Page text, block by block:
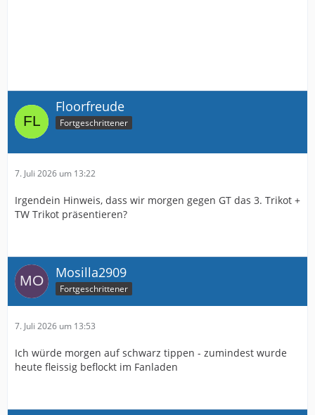
Floorfreude
Fortgeschrittener
7. Juli 2026 um 13:22
Irgendein Hinweis, dass wir morgen gegen GT das 3. Trikot +
TW Trikot präsentieren?
Mosilla2909
Fortgeschrittener
7. Juli 2026 um 13:53
Ich würde morgen auf schwarz tippen - zumindest wurde
heute fleissig beflockt im Fanladen